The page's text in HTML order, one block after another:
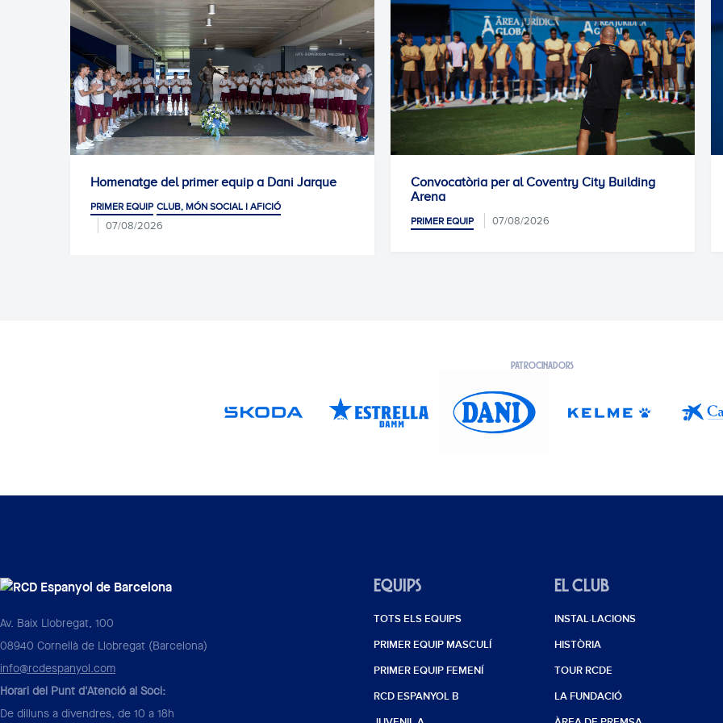
del primer equip a Dani Jarque
CLUB, MÓN SOCIAL I AFICIÓ
Convocatòria per al Coventry City Building
07/08/2026
Entrenament
PATROCINADORS
Av. Baix Llobregat, 100
08940 Cornellà de Llobregat (Barcelona)
info@rcdespanyol.com
Horari del Punt d'Atenció al Soci:
De dilluns a divendres, de 10 a 18h
EQUIPS
TOTS ELS EQUIPS
PRIMER EQUIP MASCULÍ
PRIMER EQUIP FEMENÍ
RCD ESPANYOL B
EL CLUB
INSTAL·LACIONS
HISTÒRIA
TOUR RCDE
LA FUNDACIÓ